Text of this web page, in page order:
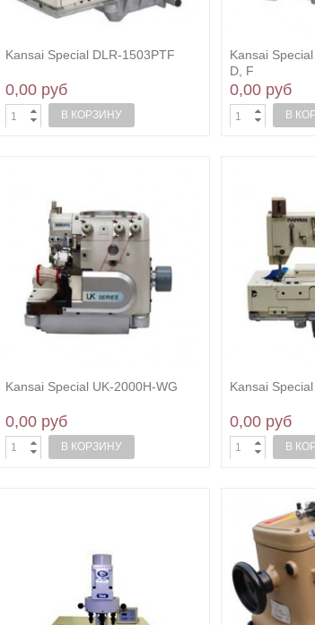
Kansai Special DLR-1503PTF
0,00 руб
В КОРЗИНУ
Kansai
D, F
0,00 руб
В
Kansai Special UK-2000Н-WG
0,00 руб
В КОРЗИНУ
Kansai
0,00 руб
В